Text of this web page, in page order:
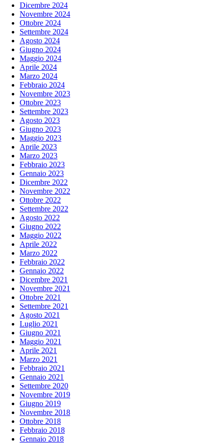
Dicembre 2024
Novembre 2024
Ottobre 2024
Settembre 2024
Agosto 2024
Giugno 2024
Maggio 2024
Aprile 2024
Marzo 2024
Febbraio 2024
Novembre 2023
Ottobre 2023
Settembre 2023
Agosto 2023
Giugno 2023
Maggio 2023
Aprile 2023
Marzo 2023
Febbraio 2023
Gennaio 2023
Dicembre 2022
Novembre 2022
Ottobre 2022
Settembre 2022
Agosto 2022
Giugno 2022
Maggio 2022
Aprile 2022
Marzo 2022
Febbraio 2022
Gennaio 2022
Dicembre 2021
Novembre 2021
Ottobre 2021
Settembre 2021
Agosto 2021
Luglio 2021
Giugno 2021
Maggio 2021
Aprile 2021
Marzo 2021
Febbraio 2021
Gennaio 2021
Settembre 2020
Novembre 2019
Giugno 2019
Novembre 2018
Ottobre 2018
Febbraio 2018
Gennaio 2018